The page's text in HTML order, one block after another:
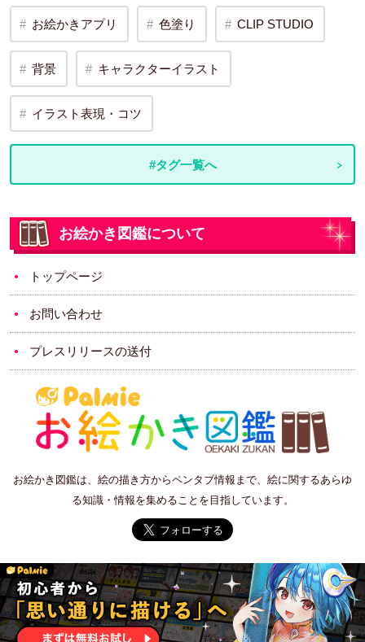
お絵かきアプリ 色塗り CLIP STUDIO
背景 キャラクターイラスト
イラスト表現・コツ
#タグ一覧へ
お絵かき図鑑について
トップページ
お問い合わせ
プレスリリースの送付
お絵かき図鑑は、絵の描き方からペンタブ情報まで、絵に関するあらゆ
る知識・情報を集めることを目指しています。